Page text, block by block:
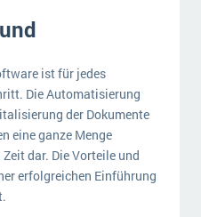
ist für jedes
Die Automatisierung
der Dokumente
eine ganze Menge
dar. Die Vorteile und
erfolgreichen Einführung